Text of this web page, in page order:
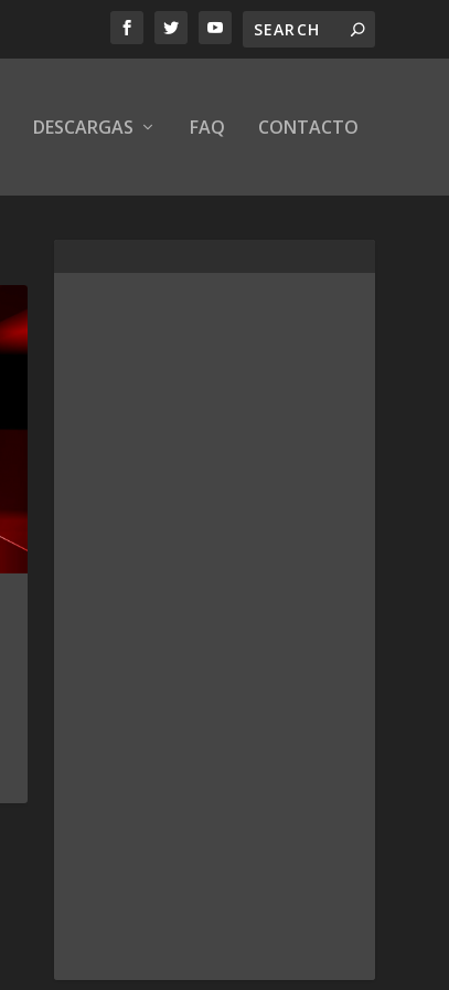
DESCARGAS FAQ CONTACTO